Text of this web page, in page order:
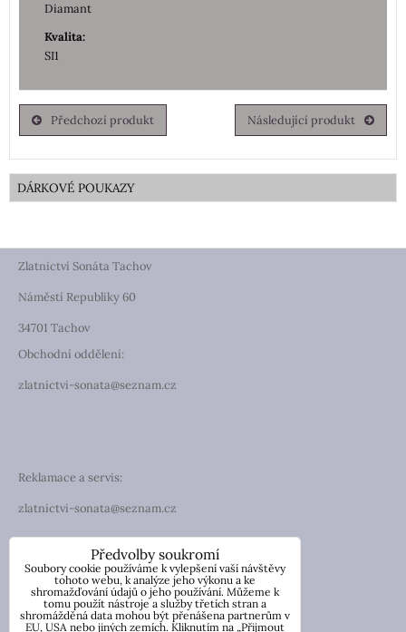
Diamant
Kvalita:
SI1
Předchozí produkt Následující produkt
DÁRKOVÉ POUKAZY
Zlatnictví Sonáta Tachov
Náměstí Republiky 60
34701 Tachov
Obchodní oddělení:
zlatnictvi-sonata@seznam.cz
Reklamace a servis:
zlatnictvi-sonata@seznam.cz
TELEFON
Telefon: +420 774 194 130
IČO: 13854976
DIČ: CZ7057181846
Předvolby soukromí
Soubory cookie používáme k vylepšení vaší návštěvy
tohoto webu, k analýze jeho výkonu a ke
shromažďování údajů o jeho používání. Můžeme k
tomu použít nástroje a služby třetích stran a
shromážděná data mohou být přenášena partnerům v
EU, USA nebo jiných zemích. Kliknutím na „Přijmout